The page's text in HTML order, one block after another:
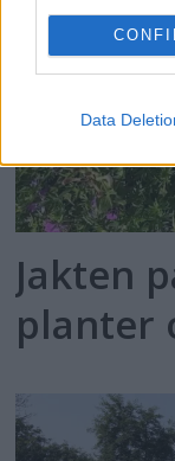
Data
Jakten
planter